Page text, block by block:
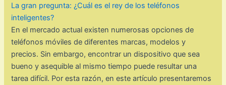
La gran pregunta: ¿Cuál es el rey de los teléfonos
inteligentes?
En el mercado actual existen numerosas opciones de
teléfonos móviles de diferentes marcas, modelos y
precios. Sin embargo, encontrar un dispositivo que sea
bueno y asequible al mismo tiempo puede resultar una
tarea difícil. Por esta razón, en este artículo presentaremos